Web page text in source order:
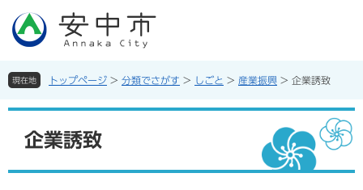
先
で
を
ば
現在地 トップページ > 分類でさがす > しごと > 産業振興 > 企業誘致
企業誘致